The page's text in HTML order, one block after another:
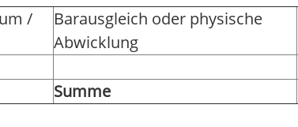
/
Barausgleich oder physische
Abwicklung
Summe